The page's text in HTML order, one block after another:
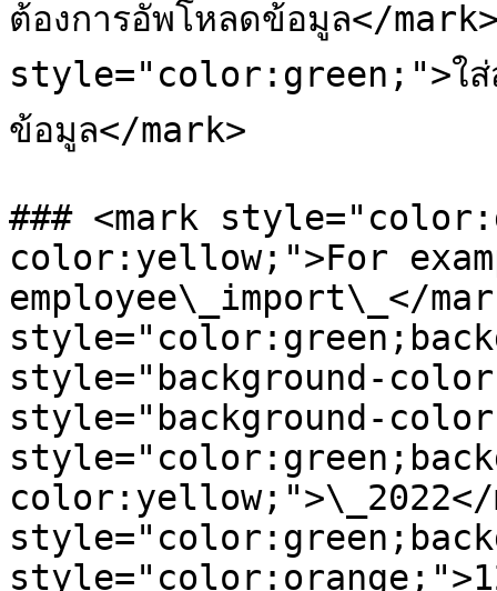
ต้องการอัพโหลดข้อมูล</
style="color:green;">ใส่
ข้อมูล</mark>
### <mark
color:yellow;">For
employee\_import\_</
style="background-
style="background-
color:yellow;">\_2022</